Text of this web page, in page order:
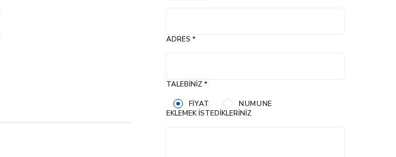
ADRES *
TALEBINIZ *
FIYAT
NUMUNE
EKLEMEK İSTEDIKLERINIZ